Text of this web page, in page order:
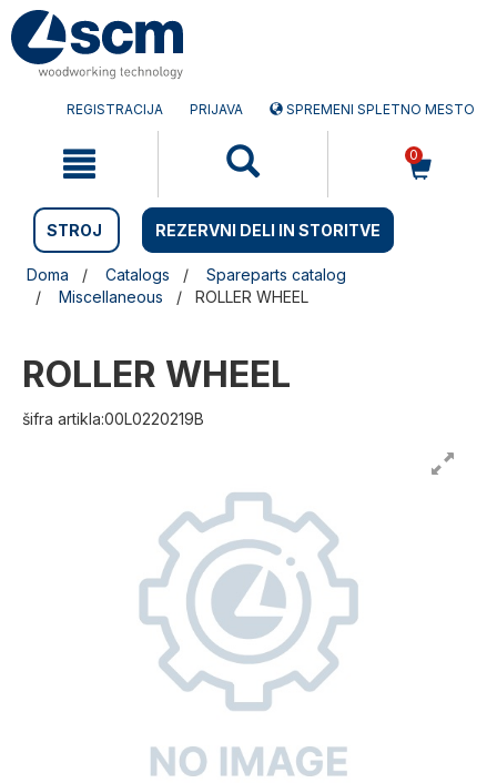
Preskočite
na
vsebino
Preskočite
na
navigacijski
REGISTRACIJA PRIJAVA SPREMENI SPLETNO MESTO
0
STROJ REZERVNI DELI IN STORITVE
Doma Catalogs
Spareparts catalog
Miscellaneous
ROLLER WHEEL
ROLLER WHEEL
šifra artikla:00L0220219B